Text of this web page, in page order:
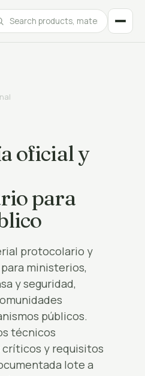
oficial y
para
protocolario y
ministerios,
y seguridad,
públicos.
técnicos
críticos y requisitos
lote a